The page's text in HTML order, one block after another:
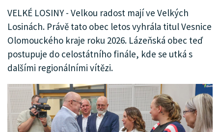
SPOLEČNOST
MENU
ARCHIV
KATALOG FIREM
VELKÉ LOSINY - Velkou radost mají ve Velkých
Losinách. Právě tato obec letos vyhrála titul Vesnice
Olomouckého kraje roku 2026. Lázeňská obec teď
postupuje do celostátního finále, kde se utká s
dalšími regionálními vítězi.